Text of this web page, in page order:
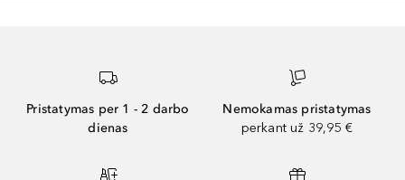
Pristatymas per 1 - 2 darbo
dienas
Nemokamas pristatymas
perkant už 39,95 €